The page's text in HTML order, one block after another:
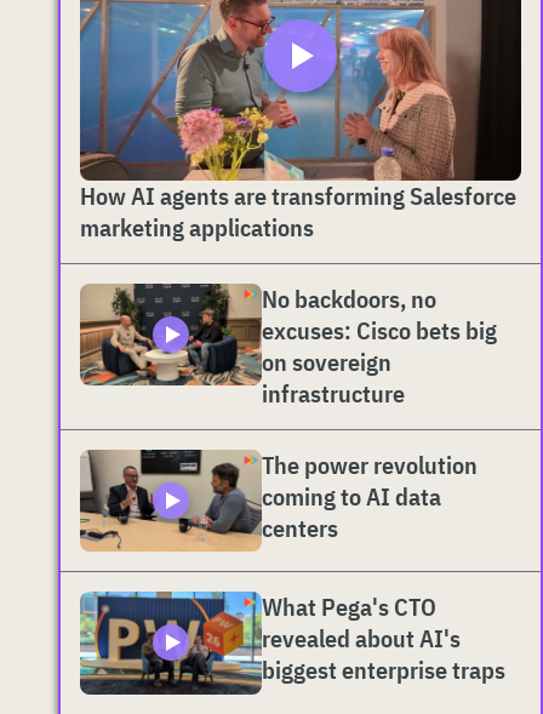
How AI agents are transforming Salesforce
marketing applications
No backdoors, no
excuses: Cisco bets big
on sovereign
infrastructure
The power revolution
coming to AI data
centers
What Pega's CTO
revealed about AI's
biggest enterprise traps